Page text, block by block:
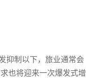
抑制以下，旅业通常会
也将迎来一次爆发式增